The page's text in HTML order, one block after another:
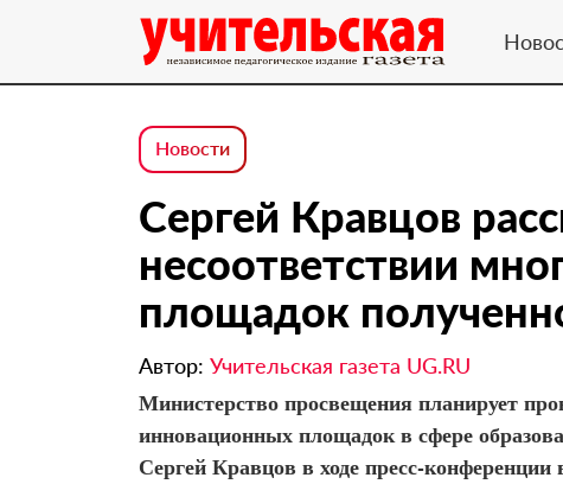
Новости
Сергей Кравцов
несоответствии
площадок
Автор: Учительская газета UG.RU
Министерство просвещения планирует
инновационных площадок в сфере
Сергей Кравцов в ходе пресс-